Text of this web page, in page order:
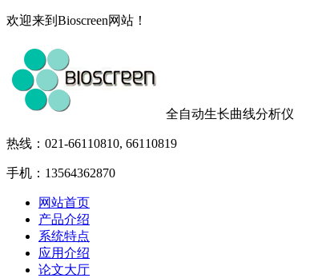
欢迎来到Bioscreen网站！
全自动生长曲线分析仪
热线：021-66110810, 66110819
手机：13564362870
网站首页
产品介绍
系统特点
应用介绍
论文大厅